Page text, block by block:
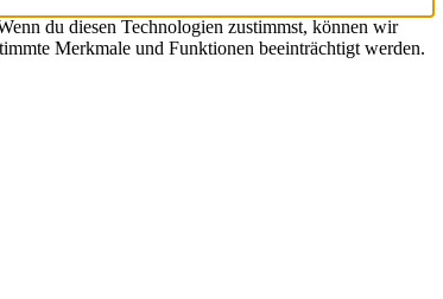
du diesen Technologien zustimmst, können wir
Merkmale und Funktionen beeinträchtigt werden.